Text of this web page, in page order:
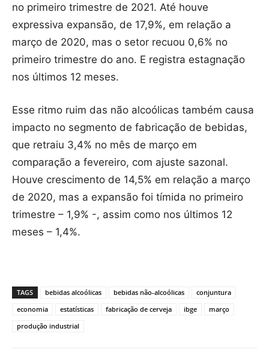
no primeiro trimestre de 2021. Até houve
expressiva expansão, de 17,9%, em relação a
março de 2020, mas o setor recuou 0,6% no
primeiro trimestre do ano. E registra estagnação
nos últimos 12 meses.
Esse ritmo ruim das não alcoólicas também causa
impacto no segmento de fabricação de bebidas,
que retraiu 3,4% no mês de março em
comparação a fevereiro, com ajuste sazonal.
Houve crescimento de 14,5% em relação a março
de 2020, mas a expansão foi tímida no primeiro
trimestre – 1,9% -, assim como nos últimos 12
meses – 1,4%.
TAGS bebidas alcoólicas bebidas não-alcoólicas
conjuntura
economia
estatísticas fabricação de cerveja ibge
março
produção industrial